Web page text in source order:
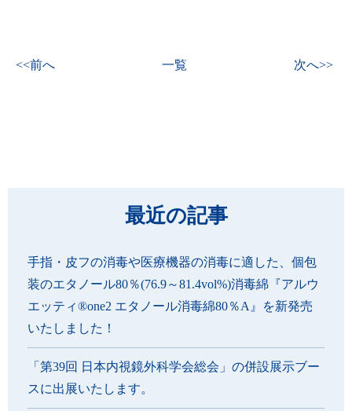
<<前へ 一覧 次へ>>
最近の記事
手指・皮フの消毒や医療機器の消毒に適した、個包
装のエタノール80％(76.9～81.4vol%)消毒綿『アルウ
エッティ®one2 エタノール消毒綿80％A』を新発売
いたしました！
「第39回 日本内視鏡外科学会総会」の併設展示ブー
スに出展いたします。